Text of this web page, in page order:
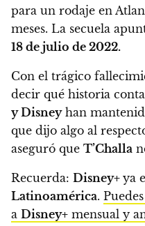
para un rodaje en
meses. La secuela
18 de julio de 2022.
Con el trágico
decir qué historia
y Disneyhan
que dijo algo al
aseguró que T’Challa
Recuerda: Disney+ ya
Latinoamérica.
a Disney+ mensual y